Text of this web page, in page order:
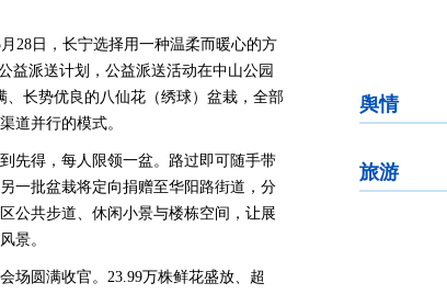
28日，长宁选择用一种温柔而暖心的方
派送计划，公益派送活动在中山公园
长势优良的八仙花（绣球）盆栽，全部
道并行的模式。
先得，每人限领一盆。路过即可随手带
一批盆栽将定向捐赠至华阳路街道，分
公共步道、休闲小景与楼栋空间，让展
景。
场圆满收官。23.99万株鲜花盛放、超
舆情
旅游